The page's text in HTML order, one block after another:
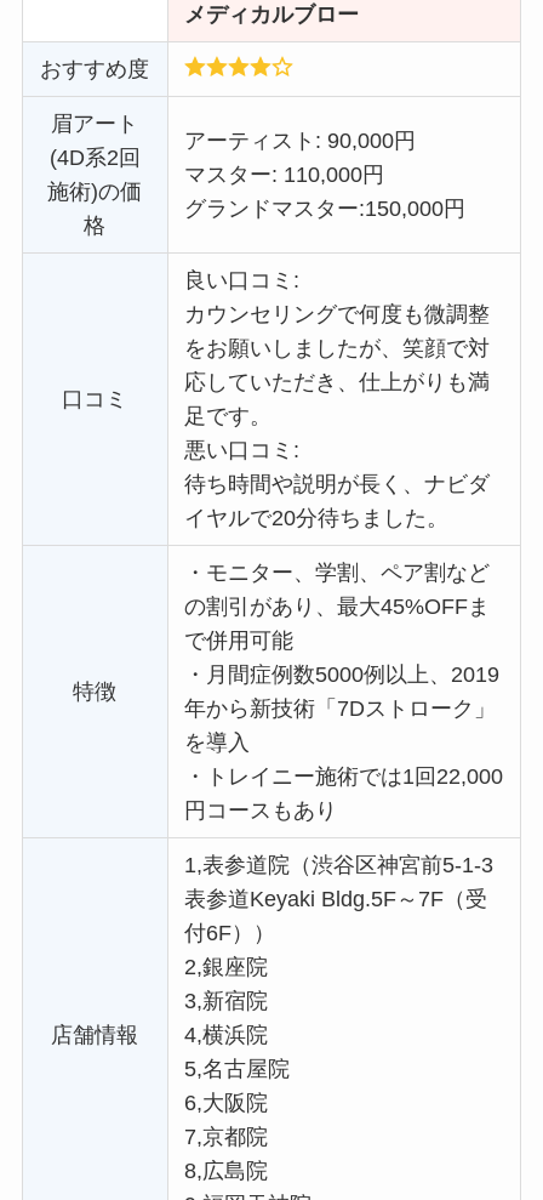
メディカルブロー
おすすめ度
眉アート
(4D系2回
施術)の価
格
アーティスト: 90,000円
マスター: 110,000円
グランドマスター:150,000円
口コミ
良い口コミ:
カウンセリングで何度も微調整
をお願いしましたが、笑顔で対
応していただき、仕上がりも満
足です。
悪い口コミ:
待ち時間や説明が長く、ナビダ
イヤルで20分待ちました。
特徴
・ モニター、学割、ペア割など
の割引があり、最大45%OFFま
で併用可能
・ 月間症例数5000例以上、2019
年から新技術「7Dストローク」
を導入
・
トレイニー施術では1回22,000
円コースもあり
店舗情報
1,表参道院（渋谷区神宮前5-1-3
表参道Keyaki Bldg.5F～7F（受
付6F））
2,銀座院
3,新宿院
4,横浜院
5,名古屋院
6,大阪院
7,京都院
8,広島院